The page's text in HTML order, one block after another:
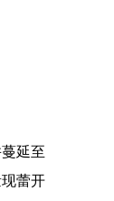
延至
蕾开